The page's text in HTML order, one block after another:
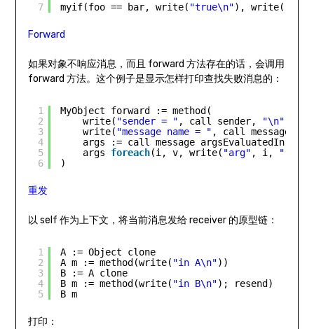
7
myif(foo == bar, write( "true\n"), write(
Forward
如果对象不响应消息，而且 forward 方法存在的话，会调用
forward 方法。这个例子是显示怎样打印查找失败消息的：
1
2
3
4
5
6
MyObject forward := method(
write( "sender = " , call sender, "\n"
write( "message name = " , call message
args := call message
args foreach(i, v, write( "arg" , i, " = "
)
重发
以 self 作为上下文，将当前消息发给 receiver 的原型链：
1
2
3
4
5
A := Object clone
A m := method(write( "in A\n"))
B := A clone
B m := method(write( "in B\n"); resend)
B m
打印：